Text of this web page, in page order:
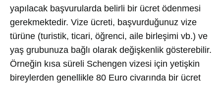
yapılacak başvurularda belirli bir ücret ödenmesi
gerekmektedir. Vize ücreti, başvurduğunuz vize
türüne (turistik, ticari, öğrenci, aile birleşimi vb.) ve
yaş grubunuza bağlı olarak değişkenlik gösterebilir.
Örneğin kısa süreli Schengen vizesi için yetişkin
bireylerden genellikle 80 Euro civarında bir ücret